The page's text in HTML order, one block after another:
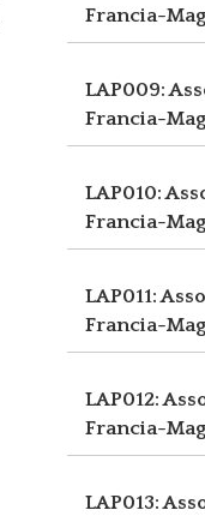
Francia-
LAP009:
Francia-
LAP010:
Francia-
LAP011:
Francia-
LAP012:
Francia-
LAP013: